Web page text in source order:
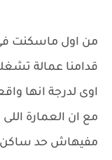
من اول ماسكنت فى
قدامنا عمالة
اوى لدرجة انها
مع ان العمارة
مفيهاش حد ساكن